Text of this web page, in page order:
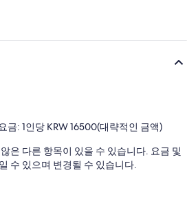
금: 1인당 KRW 16500(대략적인 금액)
은 다른 항목이 있을 수 있습니다. 요금 및
수 있으며 변경될 수 있습니다.